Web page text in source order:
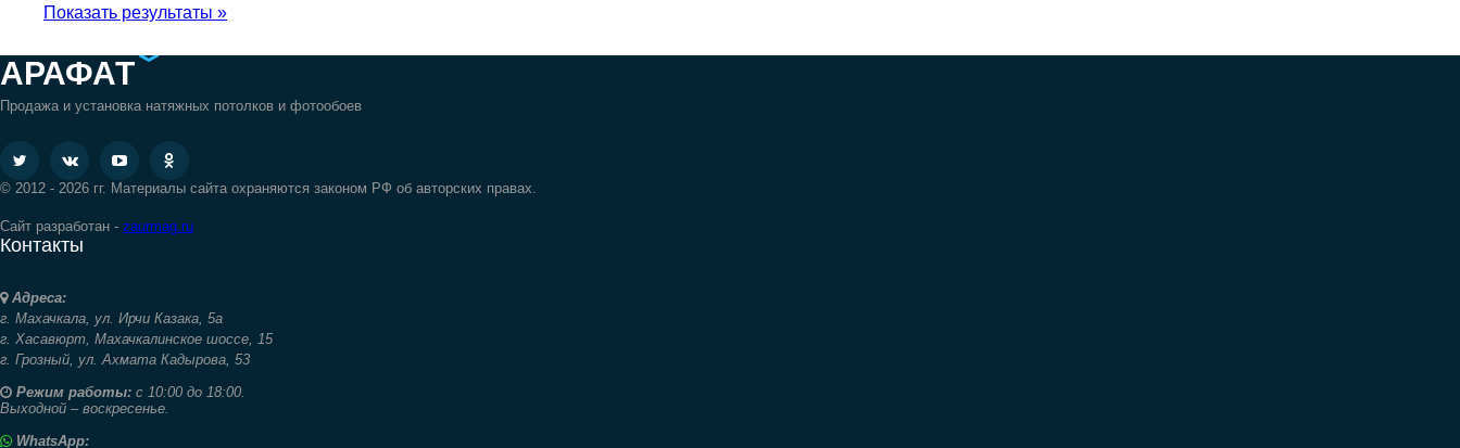
Показать результаты »
АРАФАТ
Продажа и установка натяжных потолков и фотообоев
© 2012 - 2026 гг. Материалы сайта охраняются законом РФ об авторских правах.
Сайт разработан - zaurmag.ru
Контакты
Адреса:
г. Махачкала, ул. Ирчи Казака, 5а
г. Хасавюрт, Махачкалинское шоссе, 15
г. Грозный, ул. Ахмата Кадырова, 53
Режим работы: с 10:00 до 18:00.
Выходной – воскресенье.
WhatsApp: